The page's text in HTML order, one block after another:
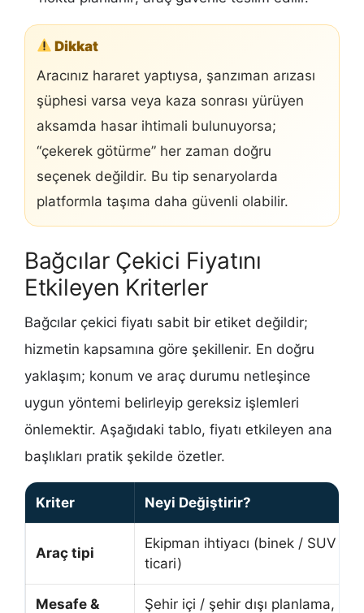
Dikkat
Aracınız hararet yaptıysa, şanzıman arızası
şüphesi varsa veya kaza sonrası yürüyen
aksamda hasar ihtimali bulunuyorsa;
“çekerek götürme” her zaman doğru
seçenek değildir. Bu tip senaryolarda
platformla taşıma daha güvenli olabilir.
Bağcılar Çekici Fiyatını
Etkileyen Kriterler
Bağcılar çekici fiyatı sabit bir etiket değildir;
hizmetin kapsamına göre şekillenir. En doğru
yaklaşım; konum ve araç durumu netleşince
uygun yöntemi belirleyip gereksiz işlemleri
önlemektir. Aşağıdaki tablo, fiyatı etkileyen ana
başlıkları pratik şekilde özetler.
Kriter Neyi Değiştirir?
Araç tipi
Ekipman ihtiyacı (binek / SUV /
ticari)
Mesafe &
Şehir içi / şehir dışı planlama,